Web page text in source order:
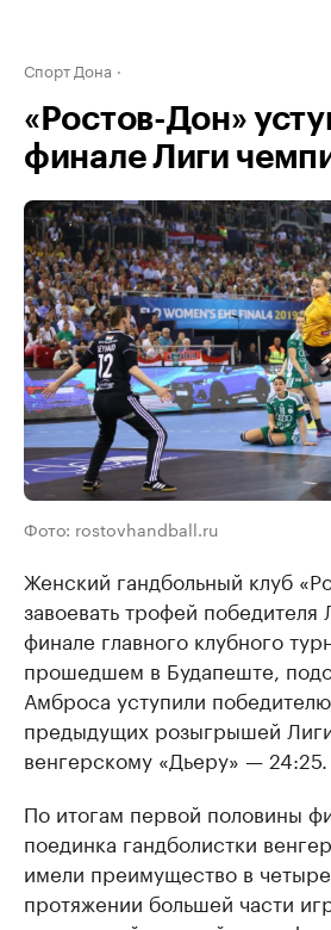
Спорт Дона
«Ростов-Дон»
финале Лиги
Фото: rostovhandball.ru
Женский гандбольный клуб
завоевать трофей
финале главного клубного
прошедшем в Будапеште,
Амброса уступили
предыдущих розыгрышей
венгерскому «Дьеру» — 24:25.
По итогам первой половины
поединка гандболистки
имели преимущество в
протяжении большей части